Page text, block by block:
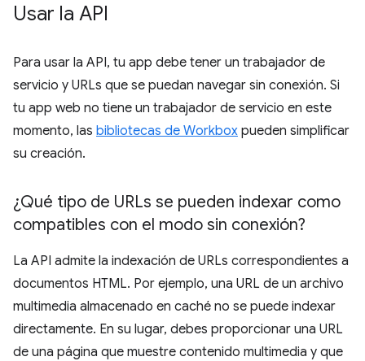
Usar la API
Para usar la API, tu app debe tener un trabajador de
servicio y URLs que se puedan navegar sin conexión. Si
tu app web no tiene un trabajador de servicio en este
momento, las bibliotecas de Workbox pueden simplificar
su creación.
¿Qué tipo de URLs se pueden indexar como
compatibles con el modo sin conexión?
La API admite la indexación de URLs correspondientes a
documentos HTML. Por ejemplo, una URL de un archivo
multimedia almacenado en caché no se puede indexar
directamente. En su lugar, debes proporcionar una URL
de una página que muestre contenido multimedia y que